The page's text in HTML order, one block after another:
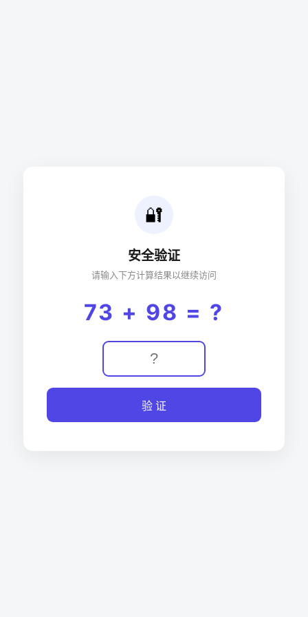
🔐
安全验证
请输入下方计算结果以继续访问
73 + 98 = ?
验 证